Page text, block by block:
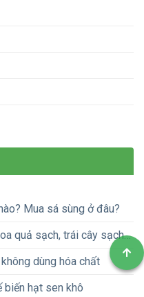
Mua sá sùng ở đâu?
quả sạch, trái cây sạch…
dùng hóa chất
biến hạt sen khô